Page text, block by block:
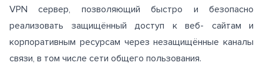
VPN сервер, позволяющий быстро и безопасно
реализовать защищённый доступ к веб- сайтам и
корпоративным ресурсам через незащищённые каналы
связи, в том числе сети общего пользования.